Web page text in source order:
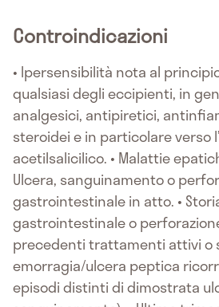
Controindicazioni
• Ipersensibilità nota al
qualsiasi degli eccipienti, in
analgesici, antipiretici,
steroidei e in particolare verso
acetilsalicilico. • Malattie
Ulcera, sanguinamento o
gastrointestinale in atto. •
gastrointestinale o
precedenti trattamenti attivi o
emorragia/ulcera peptica
episodi distinti di dimostrata